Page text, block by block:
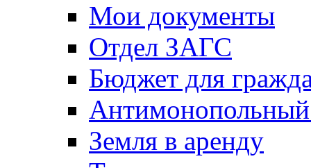
Мои документы
Отдел ЗАГС
Бюджет для
Антимонопольный
Земля в аренду